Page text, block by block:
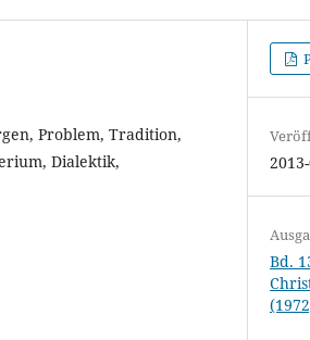
Problem, Tradition,
Dialektik,
Bd.